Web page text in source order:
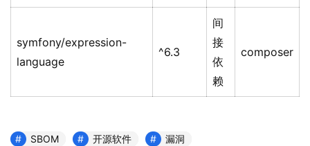
symfony/expression-
language
^6.3
间
接
依
赖
composer
SBOM 开源软件 漏洞